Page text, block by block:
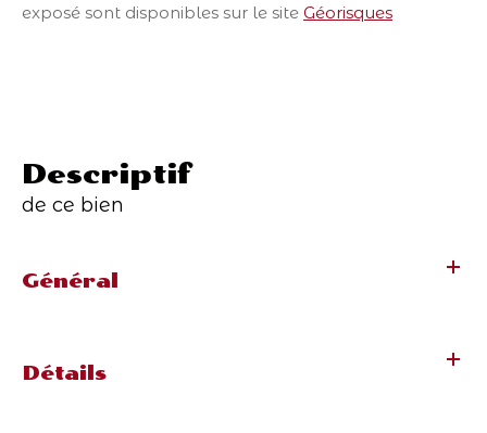
exposé sont disponibles sur le site Géorisques
descriptif
de ce bien
Général
Détails